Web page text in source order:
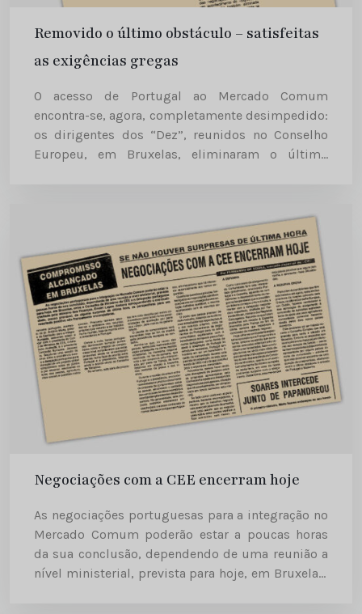
Removido o último obstáculo – satisfeitas
as exigências gregas
O acesso de Portugal ao Mercado Comum
encontra-se, agora, completamente desimpedido:
os dirigentes dos “Dez”, reunidos no Conselho
Europeu, em Bruxelas, eliminaram o último
Negociações com a CEE encerram hoje
As negociações portuguesas para a integração no
Mercado Comum poderão estar a poucas horas
da sua conclusão, dependendo de uma reunião a
nível ministerial, prevista para hoje, em Bruxelas,